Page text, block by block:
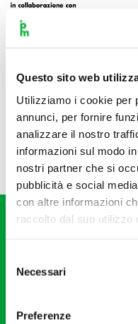
Questo sito web
Utilizziamo i cookie per
annunci, per fornire
analizzare il nostro
informazioni sul modo
nostri partner che si
pubblicità e social
con altre informazioni
raccolto dal suo utilizzo
delNecessari
Preferenze
Via S. Giovanni sul Muro, 2